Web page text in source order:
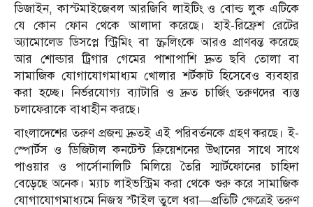
ডিজাইন, কাস্টমাইজেবল আরজিবি লাইটিং ও বোল্ড লুক এটিকে
যে কোন ফোন থেকে আলাদা করেছে। হাই-রিফ্রেশ রেটের
অ্যামোলেড ডিসপ্লে স্ট্রিমিং বা স্ক্রলিংকে আরও প্রাণবন্ত করেছে
আর শোল্ডার ট্রিগার গেমের পাশাপাশি দ্রুত ছবি তোলা বা
সামাজিক যোগাযোগমাধ্যম খোলার শর্টকাট হিসেবেও ব্যবহার
করা হচ্ছে। নির্ভরযোগ্য ব্যাটারি ও দ্রুত চার্জিং তরুণদের ব্যস্ত
চলাফেরাকে বাধাহীন করছে।
বাংলাদেশের তরুণ প্রজন্ম দ্রুতই এই পরিবর্তনকে গ্রহণ করছে। ই-
স্পোর্টস ও ডিজিটাল কনটেন্ট ক্রিয়েশনের উত্থানের সাথে সাথে
পাওয়ার ও পার্সোনালিটি মিলিয়ে তৈরি স্মার্টফোনের চাহিদা
বেড়েছে অনেক। ম্যাচ লাইভস্ট্রিম করা থেকে শুরু করে সামাজিক
যোগাযোগমাধ্যমে নিজস্ব স্টাইল তুলে ধরা—প্রতিটি ক্ষেত্রেই তরুণ